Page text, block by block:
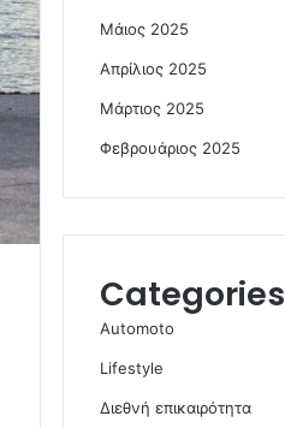
Μάιος 2025
Απρίλιος 2025
Μάρτιος 2025
Φεβρουάριος 2025
Categories
Automoto
Lifestyle
Διεθνή επικαιρότητα